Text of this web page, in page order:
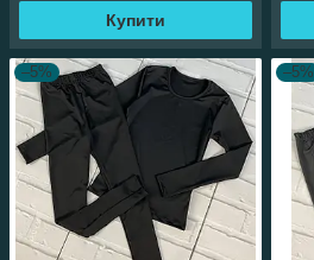
Купити
–5% –5%